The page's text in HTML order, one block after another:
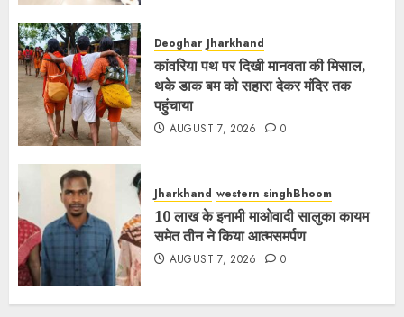
Deoghar Jharkhand
कांवरिया पथ पर दिखी मानवता की मिसाल,
थके डाक बम को सहारा देकर मंदिर तक
पहुंचाया
AUGUST 7, 2026 0
Jharkhand western singhBhoom
10 लाख के इनामी माओवादी सालुका कायम
समेत तीन ने किया आत्मसमर्पण
AUGUST 7, 2026 0